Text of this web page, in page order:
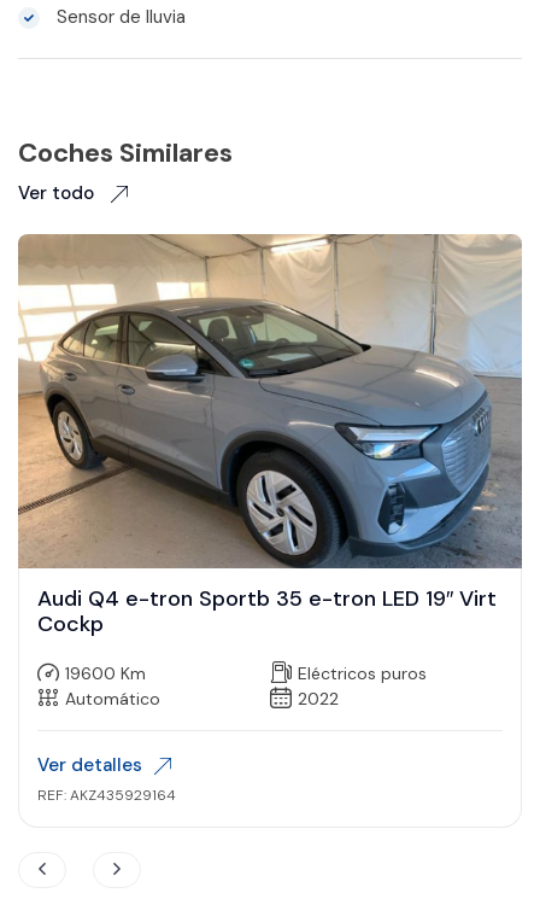
Sensor de lluvia
Coches Similares
Ver todo
Audi Q4 e-tron Sportb 35 e-tron LED 19″ Virt
Cockp
19600 Km
Eléctricos puros
Automático
2022
Ver detalles
REF: AKZ435929164